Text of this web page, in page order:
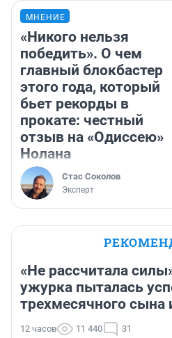
МНЕНИЕ
«Никого нельзя
победить». О чем
главный блокбастер
этого года, который
бьет рекорды в
прокате: честный
отзыв на «Одиссею»
Нолана
Стас Соколов
Эксперт
«Не рассчитала
ужурка пыталась
трехмесячного сына
12 часов 11 440 31